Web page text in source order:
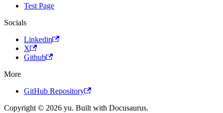
Test Page
Socials
Linkedin
X
Github
More
GitHub Repository
Copyright © 2026 yu. Built with Docusaurus.